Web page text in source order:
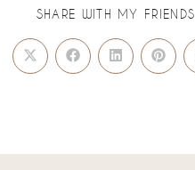
SHARE WITH MY FRIENDS